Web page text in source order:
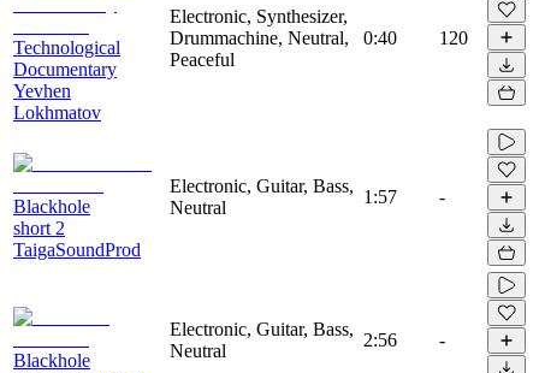
Technological
Documentary
Yevhen
Lokhmatov
Electronic, Synthesizer,
Drummachine, Neutral,
Peaceful
0:40 120
Blackhole
short 2
TaigaSoundProd
Electronic, Guitar, Bass,
Neutral
1:57 -
Blackhole
Electronic, Guitar, Bass,
Neutral
2:56 -